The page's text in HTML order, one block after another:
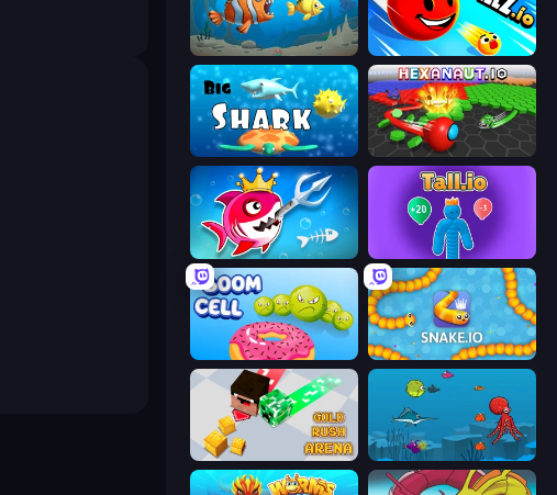
Hungry Ocean: Eat, Feed and Grow Fish EpicBallz.io
Big Shark Hexanaut.io
Fish Stab Getting Big Tall.io
Boom Cell Snake.io
Gold Rush Arena Fish Eat Fishes